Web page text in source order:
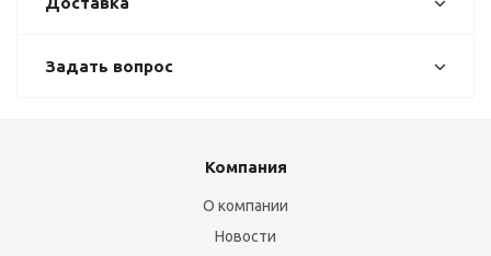
Задать вопрос
Компания
О компании
Новости